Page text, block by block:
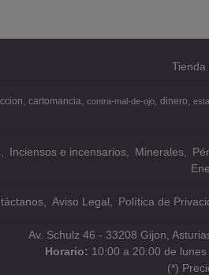
Tienda
cartomancia contra-mal-de-ojo dinero
Inciensos e incensarios Minerales
Aviso Legal Política de
Av. Schulz 46 - 33208 Gijon,
Horario: 10:00 a 20:00 de
(*)